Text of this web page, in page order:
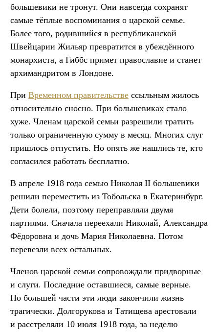
большевики не тронут. Они навсегда сохранят
самые тёплые воспоминания о царской семье.
Более того, родившийся в республиканской
Швейцарии Жильяр превратится в убеждённого
монархиста, а Гиббс примет православие и станет
архимандритом в Лондоне.
При Временном правительстве ссыльным жилось
относительно сносно. При большевиках стало
хуже. Членам царской семьи разрешили тратить
только ограниченную сумму в месяц. Многих слуг
пришлось отпустить. Но опять же нашлись те, кто
согласился работать бесплатно.
В апреле 1918 года семью Николая II большевики
решили переместить из Тобольска в Екатеринбург.
Дети болели, поэтому переправляли двумя
партиями. Сначала переехали Николай, Александра
Фёдоровна и дочь Мария Николаевна. Потом
перевезли всех остальных.
Членов царской семьи сопровождали придворные
и слуги. Последние оставшиеся, самые верные.
По большей части эти люди закончили жизнь
трагически. Долгорукова и Татищева арестовали
и расстреляли 10 июля 1918 года, за неделю